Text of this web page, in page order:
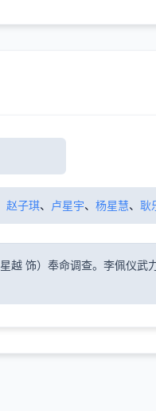
赵子琪、 卢星宇、 杨星慧、 耿
越 饰）奉命调查。李佩仪